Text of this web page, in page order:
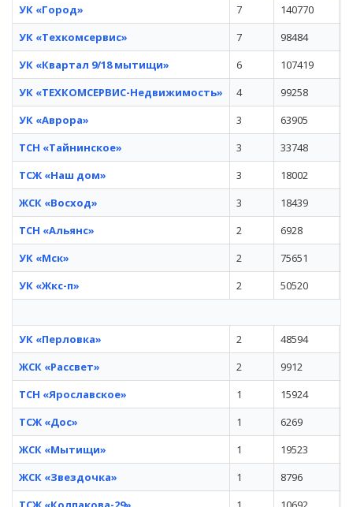
УК «Город»
7 140770
УК «Техкомсервис»
7 98484
УК «Квартал 9/18 мытищи»
6 107419
УК «ТЕХКОМСЕРВИС-Недвижимость»
4 99258
УК «Аврора»
3 63905
ТСН «Тайнинское»
3 33748
ТСЖ «Наш дом»
3 18002
ЖСК «Восход»
3 18439
ТСН «Альянс»
2 6928
УК «Мск»
2 75651
УК «Жкс-п»
2 50520
УК «Перловка» 2 48594
ЖСК «Рассвет»
2 9912
ТСН «Ярославское»
1 15924
ТСЖ «Дос»
1 6269
ЖСК «Мытищи»
1 19523
ЖСК «Звездочка»
1 8796